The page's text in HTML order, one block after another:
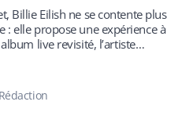
Billie Eilish ne se contente plus
: elle propose une expérience à
live revisité, l’artiste…